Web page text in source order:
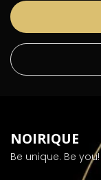
NOIRIQUE
Be unique. Be you!